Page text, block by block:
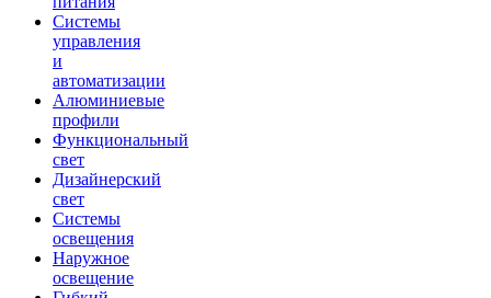
Системы
управления
и
автоматизации
Алюминиевые
профили
Функциональный
свет
Дизайнерский
свет
Системы
освещения
Наружное
освещение